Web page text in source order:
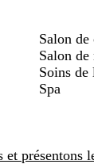
Salon
Salon de
Soins de
Spa
présentons